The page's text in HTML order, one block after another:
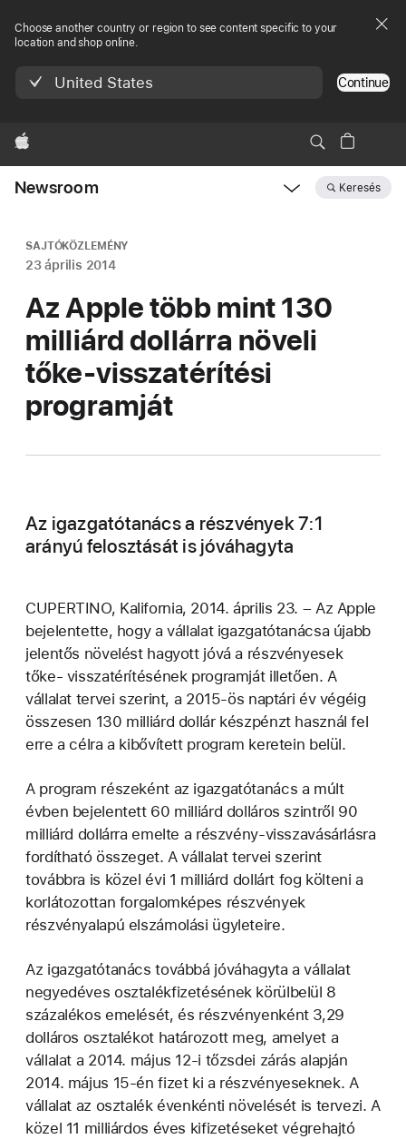
Choose another country or region to see content specific to your
location and shop online.
United States Continue
Apple
Newsroom Keresés
SAJTÓKÖZLEMÉNY
23 április 2014
Az Apple több mint 130
milliárd dollárra növeli
tőke-visszatérítési
programját
Az igazgatótanács a részvények 7:1
arányú felosztását is jóváhagyta
CUPERTINO, Kalifornia, 2014. április 23. – Az Apple
bejelentette, hogy a vállalat igazgatótanácsa újabb
jelentős növelést hagyott jóvá a részvényesek
tőke- visszatérítésének programját illetően. A
vállalat tervei szerint, a 2015-ös naptári év végéig
összesen 130 milliárd dollár készpénzt használ fel
erre a célra a kibővített program keretein belül.
A program részeként az igazgatótanács a múlt
évben bejelentett 60 milliárd dolláros szintről 90
milliárd dollárra emelte a részvény-visszavásárlásra
fordítható összeget. A vállalat tervei szerint
továbbra is közel évi 1 milliárd dollárt fog költeni a
korlátozottan forgalomképes részvények
részvényalapú elszámolási ügyleteire.
Az igazgatótanács továbbá jóváhagyta a vállalat
negyedéves osztalékfizetésének körülbelül 8
százalékos emelését, és részvényenként 3,29
dolláros osztalékot határozott meg, amelyet a
vállalat a 2014. május 12-i tőzsdei zárás alapján
2014. május 15-én fizet ki a részvényeseknek. A
vállalat az osztalék évenkénti növelését is tervezi. A
közel 11 milliárdos éves kifizetéseket végrehajtó